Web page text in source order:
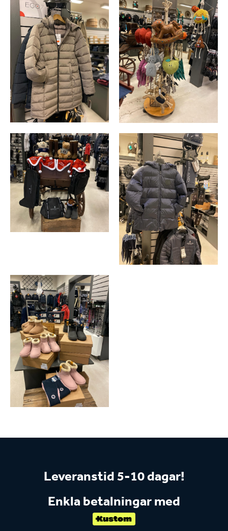
Leveranstid 5-10 dagar!
Enkla betalningar med